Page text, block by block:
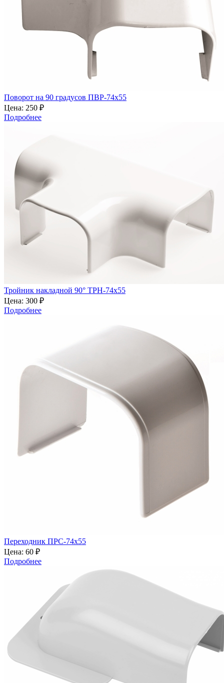
Поворот на 90 градусов ПВР-74х55
Цена: 250 ₽
Подробнее
Тройник накладной 90° ТРН-74х55
Цена: 300 ₽
Подробнее
Переходник ПРС-74х55
Цена: 60 ₽
Подробнее